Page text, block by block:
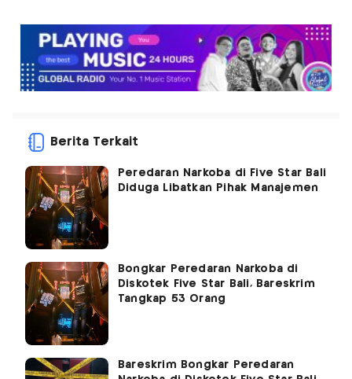
Berita Terkait
Peredaran Narkoba di Five Star Bali
Diduga Libatkan Pihak Manajemen
Bongkar Peredaran Narkoba di
Diskotek Five Star Bali, Bareskrim
Tangkap 53 Orang
Bareskrim Bongkar Peredaran